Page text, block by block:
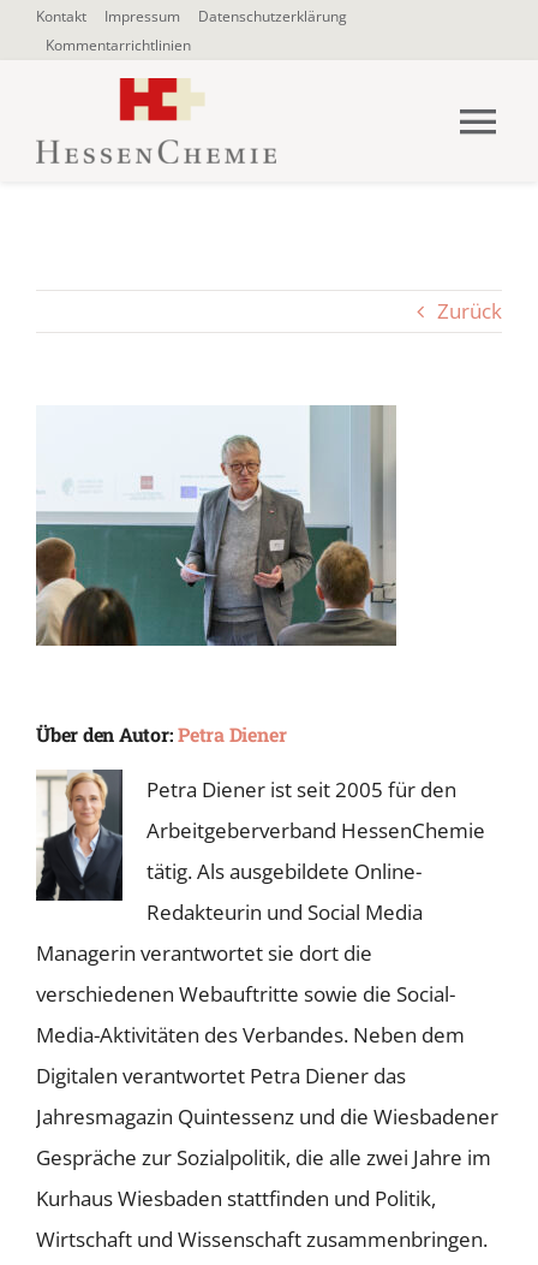
Zum
Inhalt
Kontakt Impressum
Datenschutzerklärung
Kommentarrichtlinien
Über uns
NACH:
Zurück
Über den Autor:Petra Diener
Petra Diener ist seit 2005 für den
Arbeitgeberverband HessenChemie
tätig. Als ausgebildete Online-
Redakteurin und Social Media
Managerin verantwortet sie dort die
verschiedenen Webauftritte sowie die Social-
Media-Aktivitäten des Verbandes. Neben dem
Digitalen verantwortet Petra Diener das
Jahresmagazin Quintessenz und die Wiesbadener
Gespräche zur Sozialpolitik, die alle zwei Jahre im
Kurhaus Wiesbaden stattfinden und Politik,
Wirtschaft und Wissenschaft zusammenbringen.